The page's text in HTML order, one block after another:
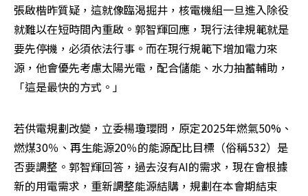
張啟楷昨質疑，這就像臨渴掘井，核電機組一旦進入除役
就難以在短時間內重啟。郭智輝回應，現行法律規範就是
要先停機，必須依法行事。而在現行規範下增加電力來
源，他會優先考慮太陽光電，配合儲能、水力抽蓄輔助，
「這是最快的方式。」
若供電規劃改變，立委楊瓊瓔問，原定2025年燃氣50%、
燃煤30％、再生能源20％的能源配比目標（俗稱532）是
否要調整。郭智輝回答，過去沒有AI的需求，現在會根據
新的用電需求，重新調整能源結購，規劃在本會期結束